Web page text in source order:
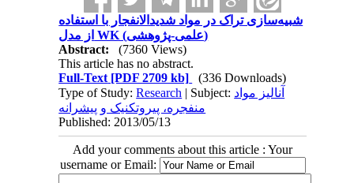
شبیه‌سازی تراک در مواد شدیدالانفجار با استفاده
از مدل WK (علمی-پژوهشی)
Abstract:
(7360 Views)
This article has no abstract.
Full-Text [PDF 2709 kb]
(336 Downloads)
Type of Study:Research | Subject: آناليز مواد
منفجره، پیروتکنیک و پیشرانه
Published: 2013/05/13
Add your comments about this article : Your
username or Email: